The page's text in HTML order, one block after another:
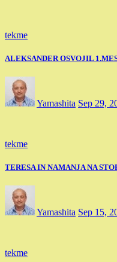
tekme
ALEKSANDER OSVOJIL
Yamashita Sep 29,
tekme
TERESA IN NAMANJA NA
Yamashita Sep 15,
tekme